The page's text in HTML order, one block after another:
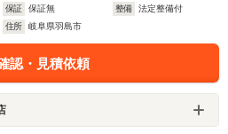
保証
保証無 整備
法定整備付
住所
岐阜県羽島市
認・見積依頼